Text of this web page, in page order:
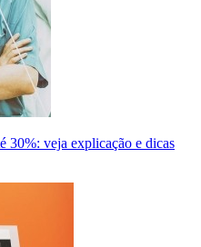
30%: veja explicação e dicas